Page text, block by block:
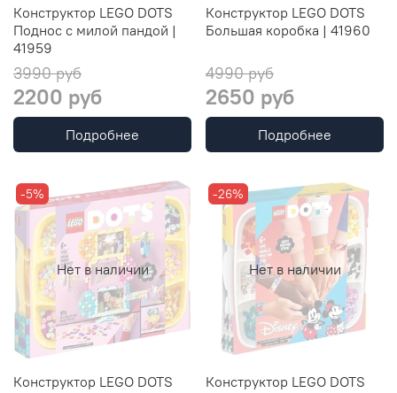
Конструктор LEGO DOTS
Поднос с милой пандой |
41959
3990 руб
2200 руб
Подробнее
Конструктор LEGO DOTS
Большая коробка | 41960
4990 руб
2650 руб
Подробнее
Нет в наличии
-5%
Конструктор LEGO DOTS
Нет в наличии
-26%
Конструктор LEGO DOTS